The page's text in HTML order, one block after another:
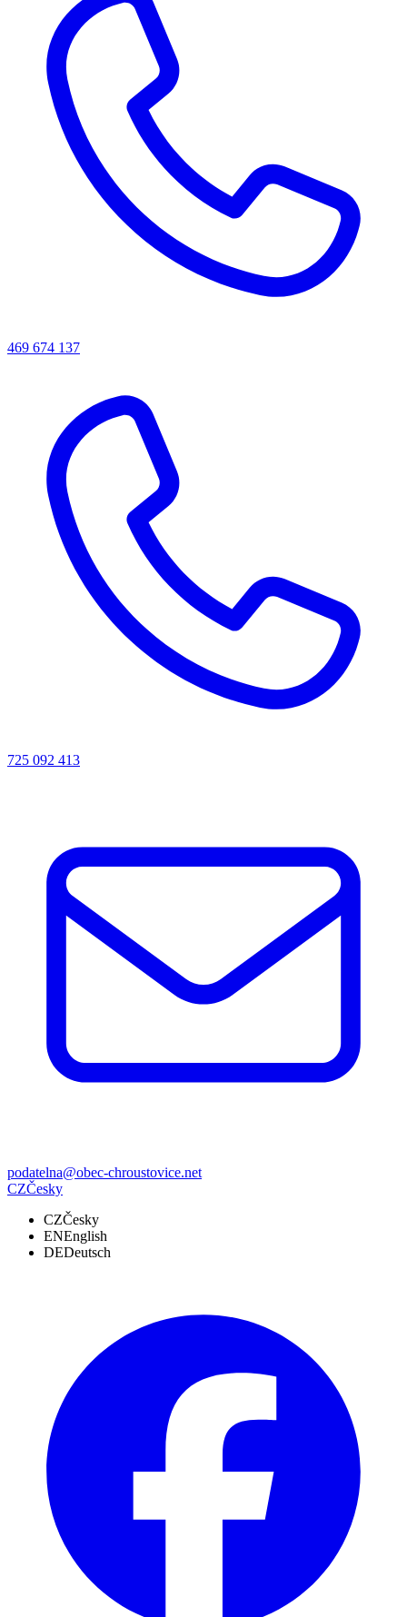
469 674 137
725 092 413
podatelna@obec-chroustovice.net
CZČesky
CZČesky
ENEnglish
DEDeutsch